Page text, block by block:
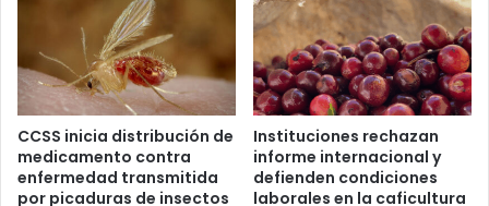
CCSS inicia distribución de
medicamento contra
enfermedad transmitida
por picaduras de insectos
Instituciones rechazan
informe internacional y
defienden condiciones
laborales en la caficultura